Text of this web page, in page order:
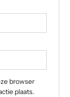
browser
plaats.